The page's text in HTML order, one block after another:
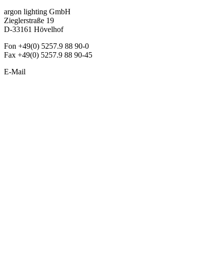
argon lighting GmbH
Zieglerstraße 19
D-33161 Hövelhof
Fon +49(0) 5257.9 88 90-0
Fax +49(0) 5257.9 88 90-45
E-Mail